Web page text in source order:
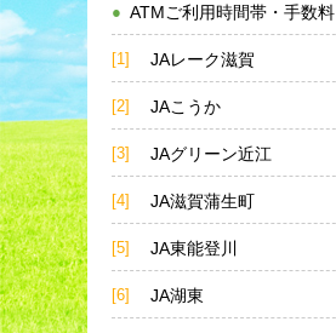
● ATMご利用時間帯・手数料
[1] JAレーク滋賀
[2] JAこうか
[3] JAグリーン近江
[4] JA滋賀蒲生町
[5] JA東能登川
[6] JA湖東